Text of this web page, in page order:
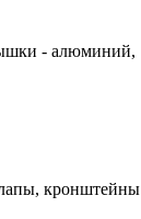
- алюминий,
кронштейны